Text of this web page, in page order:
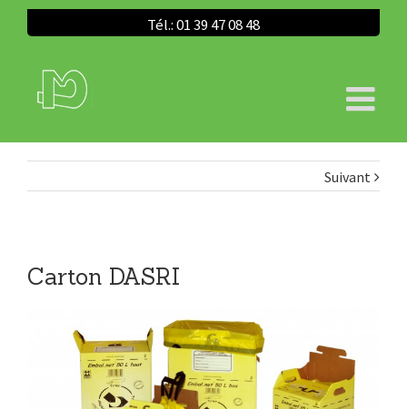
Tél.: 01 39 47 08 48
Suivant
Carton DASRI